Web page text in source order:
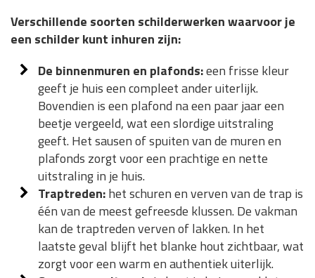
Verschillende soorten schilderwerken waarvoor je
een schilder kunt inhuren zijn:
De binnenmuren en plafonds:een frisse kleur
geeft je huis een compleet ander uiterlijk.
Bovendien is een plafond na een paar jaar een
beetje vergeeld, wat een slordige uitstraling
geeft. Het sausen of spuiten van de muren en
plafonds zorgt voor een prachtige en nette
uitstraling in je huis.
Traptreden:het schuren en verven van de trap is
één van de meest gefreesde klussen. De vakman
kan de traptreden verven of lakken. In het
laatste geval blijft het blanke hout zichtbaar, wat
zorgt voor een warm en authentiek uiterlijk.